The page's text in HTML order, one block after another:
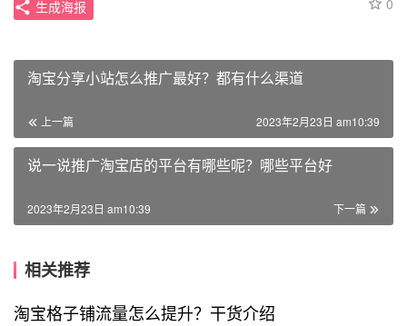
0
生成海报
淘宝分享小站怎么推广最好？都有什么渠道
上一篇 2023年2月23日 am10:39
说一说推广淘宝店的平台有哪些呢？哪些平台好
下一篇
2023年2月23日 am10:39
相关推荐
淘宝格子铺流量怎么提升？干货介绍